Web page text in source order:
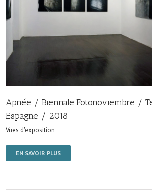
Apnée / Biennale Fotonoviembre /
Espagne / 2018
Vues d'exposition
EN SAVOIR PLUS